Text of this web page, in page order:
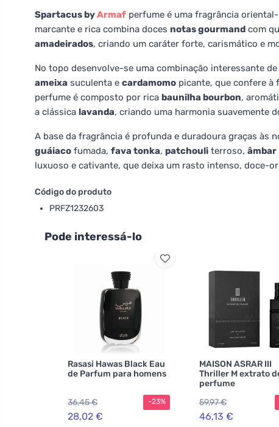
Spartacus byArmaf perfume é uma fragrância
marcante e rica combina doces notas gourmand com
amadeirados, criando um caráter forte, carismático e
No topo desenvolve-se uma combinação interessante de
ameixa suculenta e cardamomo picante, que confere à
perfume é composto por rica baunilha bourbon,
a clássica lavanda, criando uma harmonia suavemente
A base da fragrância é profunda e duradoura graças às
guáiaco fumada, fava tonka, patchouli terroso, âmbar
luxuoso e cativante, que deixa um rasto intenso, doce-
Código do produto
PRFZ1232603
Pode interessá-lo
Rasasi Hawas Black Eau
de Parfum para homens
36,45 €
28,02 €
-23%
MAISON ASRAR III
Thriller M extrato
perfume
59,97 €
46,13 €